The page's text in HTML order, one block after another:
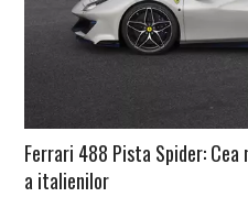
Ferrari 488 Pista Spider:
a italienilor